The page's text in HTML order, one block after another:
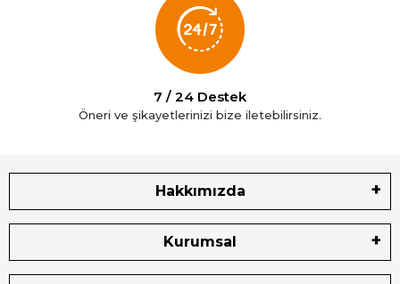
7 / 24 Destek
Öneri ve şikayetlerinizi bize iletebilirsiniz.
Hakkımızda
Kurumsal